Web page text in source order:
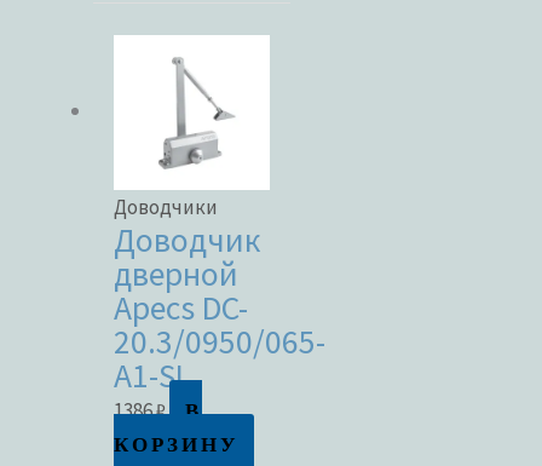
Метки товаров
Доводчики
Доводчик
дверной
Apecs DC-
20.3/0950/065-
A1-SL
1386₽
В
КОРЗИНУ